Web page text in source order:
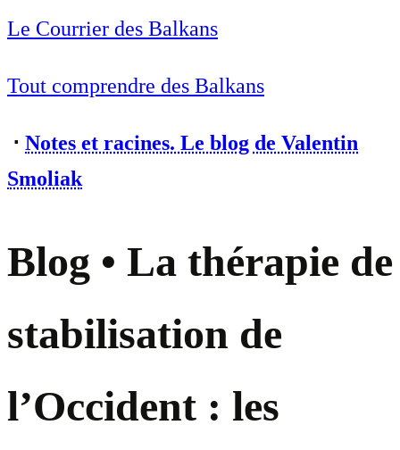
Le Courrier des Balkans
Tout comprendre des Balkans
⋅ Notes et racines. Le blog de Valentin
Smoliak
Blog • La thérapie de
stabilisation de
l’Occident : les